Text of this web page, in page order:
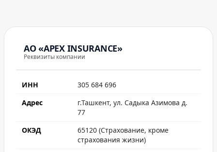
АО «APEX INSURANCE»
Реквизиты компании
ИНН
305 684 696
Адрес
г.Ташкент, ул. Садыка Азимова д.
77
ОКЭД
65120 (Страхование, кроме
страхования жизни)